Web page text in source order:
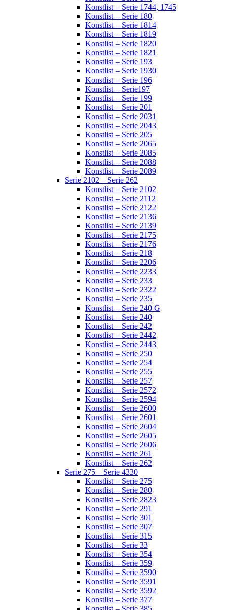
Konstlist – Serie 1744, 1745
Konstlist – Serie 180
Konstlist – Serie 1814
Konstlist – Serie 1819
Konstlist – Serie 1820
Konstlist – Serie 1821
Konstlist – Serie 193
Konstlist – Serie 1930
Konstlist – Serie 196
Konstlist – Serie197
Konstlist – Serie 199
Konstlist – Serie 201
Konstlist – Serie 2031
Konstlist – Serie 2043
Konstlist – Serie 205
Konstlist – Serie 2065
Konstlist – Serie 2085
Konstlist – Serie 2088
Konstlist – Serie 2089
Serie 2102 – Serie 262
Konstlist – Serie 2102
Konstlist – Serie 2112
Konstlist – Serie 2122
Konstlist – Serie 2136
Konstlist – Serie 2139
Konstlist – Serie 2175
Konstlist – Serie 2176
Konstlist – Serie 218
Konstlist – Serie 2206
Konstlist – Serie 2233
Konstlist – Serie 233
Konstlist – Serie 2322
Konstlist – Serie 235
Konstlist – Serie 240 G
Konstlist – Serie 240
Konstlist – Serie 242
Konstlist – Serie 2442
Konstlist – Serie 2443
Konstlist – Serie 250
Konstlist – Serie 254
Konstlist – Serie 255
Konstlist – Serie 257
Konstlist – Serie 2572
Konstlist – Serie 2594
Konstlist – Serie 2600
Konstlist – Serie 2601
Konstlist – Serie 2604
Konstlist – Serie 2605
Konstlist – Serie 2606
Konstlist – Serie 261
Konstlist – Serie 262
Serie 275 – Serie 4330
Konstlist – Serie 275
Konstlist – Serie 280
Konstlist – Serie 2823
Konstlist – Serie 291
Konstlist – Serie 301
Konstlist – Serie 307
Konstlist – Serie 315
Konstlist – Serie 33
Konstlist – Serie 354
Konstlist – Serie 359
Konstlist – Serie 3590
Konstlist – Serie 3591
Konstlist – Serie 3592
Konstlist – Serie 377